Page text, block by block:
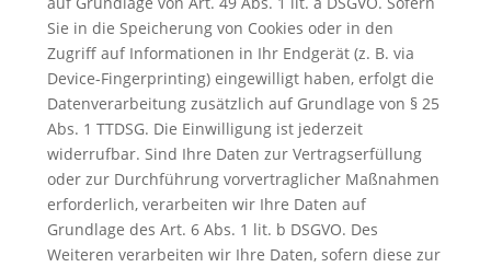
Sie in die Speicherung von Cookies oder in den
Zugriff auf Informationen in Ihr Endgerät (z. B. via
Device-Fingerprinting) eingewilligt haben, erfolgt die
Datenverarbeitung zusätzlich auf Grundlage von § 25
Abs. 1 TTDSG. Die Einwilligung ist jederzeit
widerrufbar. Sind Ihre Daten zur Vertragserfüllung
oder zur Durchführung vorvertraglicher Maßnahmen
erforderlich, verarbeiten wir Ihre Daten auf
Grundlage des Art. 6 Abs. 1 lit. b DSGVO. Des
Weiteren verarbeiten wir Ihre Daten, sofern diese zur